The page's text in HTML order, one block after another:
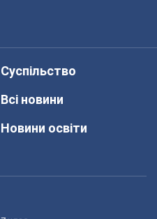
Суспільство
Всі новини
Новини освіти